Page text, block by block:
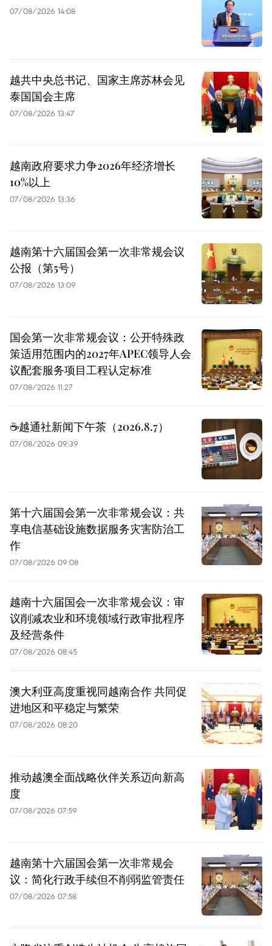
07/08/2026 14:08
越共中央总书记、国家主席苏林会见
泰国国会主席
07/08/2026 13:47
越南政府要求力争2026年经济增长
10%以上
07/08/2026 13:36
越南第十六届国会第一次非常规会议
公报（第5号）
07/08/2026 13:09
国会第一次非常规会议：公开特殊政
策适用范围内的2027年APEC领导人会
议配套服务项目工程认定标准
07/08/2026 11:27
☕️越通社新闻下午茶（2026.8.7）
07/08/2026 09:39
第十六届国会第一次非常规会议：共
享电信基础设施数据服务灾害防治工
作
07/08/2026 09:08
越南十六届国会一次非常规会议：审
议削减农业和环境领域行政审批程序
及经营条件
07/08/2026 08:45
澳大利亚高度重视同越南合作 共同促
进地区和平稳定与繁荣
07/08/2026 08:20
推动越澳全面战略伙伴关系迈向新高
度
07/08/2026 07:59
越南第十六届国会第一次非常规会
议：简化行政手续但不削弱监管责任
07/08/2026 07:58